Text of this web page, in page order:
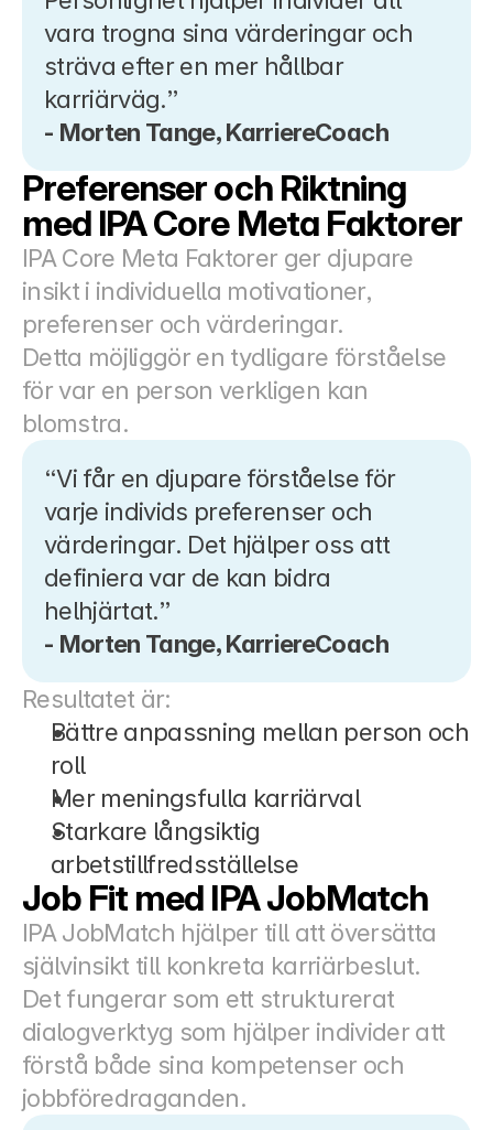
vara trogna sina värderingar och
sträva efter en mer hållbar
karriärväg.”
- Morten Tange, KarriereCoach
Preferenser och Riktning
med IPA Core Meta Faktorer
IPA Core Meta Faktorer ger djupare
insikt i individuella motivationer,
preferenser och värderingar.
Detta möjliggör en tydligare förståelse
för var en person verkligen kan
blomstra.
“Vi får en djupare förståelse för
varje individs preferenser och
värderingar. Det hjälper oss att
definiera var de kan bidra
helhjärtat.”
- Morten Tange, KarriereCoach
Resultatet är:
Bättre anpassning mellan person och
roll
Mer meningsfulla karriärval
Starkare långsiktig
arbetstillfredsställelse
Job Fit med IPA JobMatch
IPA JobMatch hjälper till att översätta
självinsikt till konkreta karriärbeslut.
Det fungerar som ett strukturerat
dialogverktyg som hjälper individer att
förstå både sina kompetenser och
jobbföredraganden.